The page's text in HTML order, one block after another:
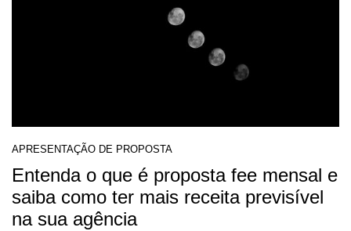
APRESENTAÇÃO DE PROPOSTA
Entenda o que é proposta fee mensal e
saiba como ter mais receita previsível
na sua agência